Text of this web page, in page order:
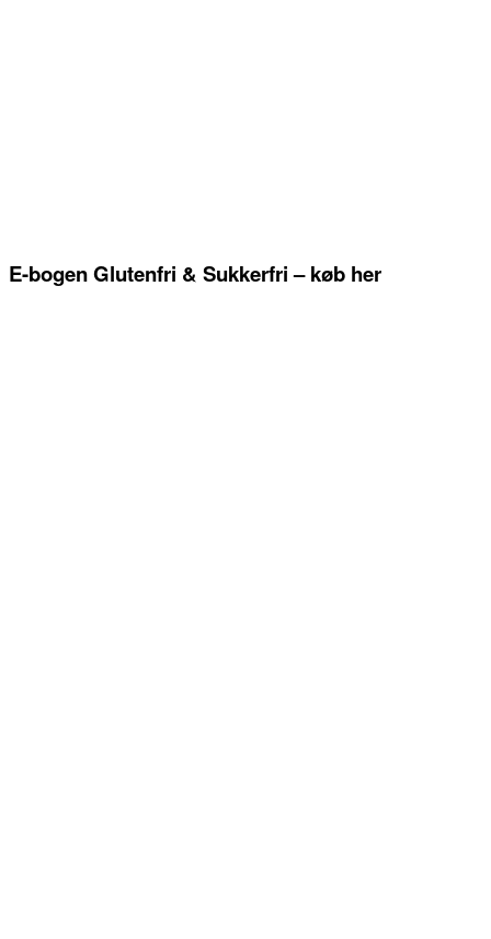
E-bogen Glutenfri & Sukkerfri – køb her